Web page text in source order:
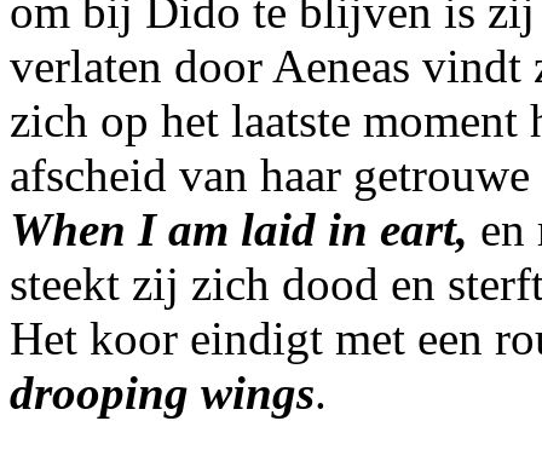
om bij Dido te blijven is
verlaten door Aeneas
zich op het laatste moment
afscheid van haar
When I am laid in eart, en
steekt zij zich dood en
Het koor eindigt met een
drooping wings.